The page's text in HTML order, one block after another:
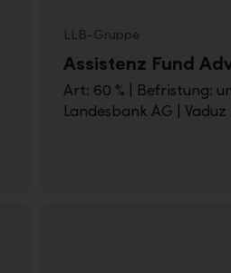
LLB-Gruppe
Assistenz Fund
Art: 60 % | Befristung:
Landesbank AG |